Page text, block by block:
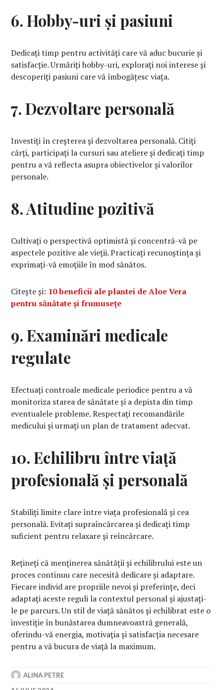
6. Hobby-uri și pasiuni
Dedicați timp pentru activități care vă aduc bucurie și
satisfacție. Urmăriți hobby-uri, explorați noi interese și
descoperiți pasiuni care vă îmbogățesc viața.
7. Dezvoltare personală
Investiți în creșterea și dezvoltarea personală. Citiți
cărți, participați la cursuri sau ateliere și dedicați timp
pentru a vă reflecta asupra obiectivelor și valorilor
personale.
8. Atitudine pozitivă
Cultivați o perspectivă optimistă și concentră-vă pe
aspectele pozitive ale vieții. Practicați recunoștința și
exprimați-vă emoțiile în mod sănătos.
Citește și: 10 beneficii ale plantei de Aloe Vera
pentru sănătate și frumusețe
9. Examinări medicale
regulate
Efectuați controale medicale periodice pentru a vă
monitoriza starea de sănătate și a depista din timp
eventualele probleme. Respectați recomandările
medicului și urmați un plan de tratament adecvat.
10. Echilibru între viață
profesională și personală
Stabiliți limite clare între viața profesională și cea
personală. Evitați supraîncărcarea și dedicați timp
suficient pentru relaxare și reîncărcare.
Rețineți că menținerea sănătății și echilibrului este un
proces continuu care necesită dedicare și adaptare.
Fiecare individ are propriile nevoi și preferințe, deci
adaptați aceste reguli la contextul personal și ajustați-
le pe parcurs. Un stil de viață sănătos și echilibrat este o
investiție în bunăstarea dumneavoastră generală,
oferindu-vă energia, motivația și satisfacția necesare
pentru a vă bucura de viață la maximum.
ALINA PETRE